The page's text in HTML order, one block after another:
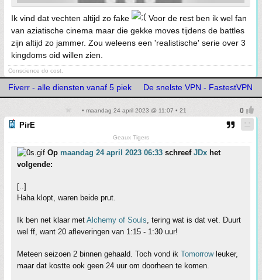
Ik vind dat vechten altijd zo fake
Voor de rest ben ik wel fan
van aziatische cinema maar die gekke moves tijdens de battles
zijn altijd zo jammer. Zou weleens een 'realistische' serie over 3
kingdoms oid willen zien.
Conscience do cost.
Fiverr - alle diensten vanaf 5 piek De snelste VPN - FastestVPN
• maandag 24 april 2023 @ 11:07 • 21
PirE
Geaux Tigers
Op maandag 24 april 2023 06:33 schreef JDx het
volgende:
[..]
Haha klopt, waren beide prut.
Ik ben net klaar met Alchemy of Souls , tering wat is dat vet. Duurt
wel ff, want 20 afleveringen van 1:15 - 1:30 uur!
Meteen seizoen 2 binnen gehaald. Toch vond ik Tomorrowleuker,
maar dat kostte ook geen 24 uur om doorheen te komen.